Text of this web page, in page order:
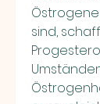
sind,